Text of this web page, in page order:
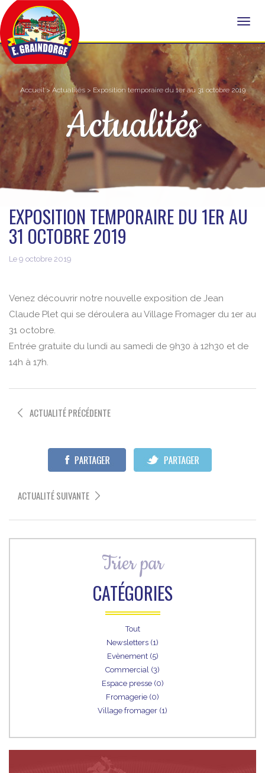
Accueil> Actualités> Exposition temporaire du 1er au 31 octobre 2019
Actualités
EXPOSITION TEMPORAIRE DU 1ER AU
31 OCTOBRE 2019
Le 9 octobre 2019
Venez découvrir notre nouvelle exposition de Jean
Claude Plet qui se déroulera au Village Fromager du 1er au
31 octobre.
Entrée gratuite du lundi au samedi de 9h30 à 12h30 et de
14h à 17h.
ACTUALITÉ PRÉCÉDENTE
ACTUALITÉ SUIVANTE
Trier par
CATÉGORIES
Tout
Newsletters (1)
Evènement (5)
Commercial (3)
Espace presse (0)
Fromagerie (0)
Village fromager (1)